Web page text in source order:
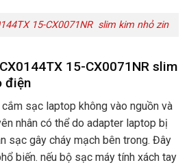
15-CX0071NR slim kim nhỏ zin
15-CX0071NR slim
điện
cắm sạc laptop không vào nguồn và
nhân có thể do adapter laptop bị
sạc gây cháy mạch bên trong. Đây
biến. nếu bộ sạc máy tính xách tay